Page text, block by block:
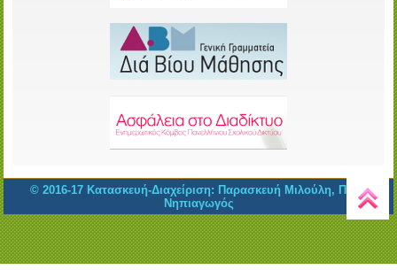
© 2016-17 Κατασκευή-Διαχείριση: Παρασκευή Μιλούλη, ΠΕ60
Νηπιαγωγός